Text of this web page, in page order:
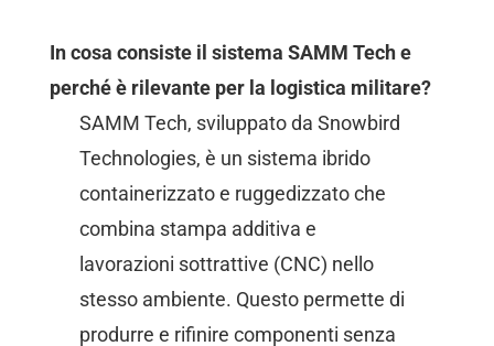
In cosa consiste il sistema SAMM Tech e
perché è rilevante per la logistica militare?
SAMM Tech, sviluppato da Snowbird
Technologies, è un sistema ibrido
containerizzato e ruggedizzato che
combina stampa additiva e
lavorazioni sottrattive (CNC) nello
stesso ambiente. Questo permette di
produrre e rifinire componenti senza